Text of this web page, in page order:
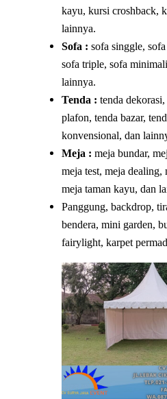
kayu, kursi croshback,
lainnya.
Sofa : sofa singgle,
sofa triple, sofa
lainnya.
Tenda : tenda
plafon, tenda bazar,
konvensional, dan
Meja : meja bundar,
meja test, meja
meja taman kayu, dan
Panggung, backdrop,
bendera, mini garden,
fairylight, karpet